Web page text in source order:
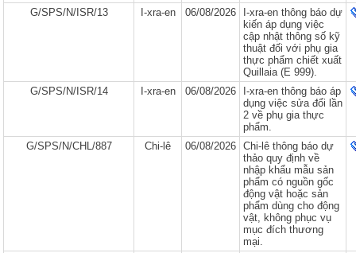
G/SPS/N/ISR/13 I-xra-en 06/08/2026
I-xra-en thông báo dự
kiến áp dụng việc
cập nhật thông số kỹ
thuật đối với phụ gia
thực phẩm chiết xuất
Quillaia (E 999).
G/SPS/N/ISR/14
I-xra-en 06/08/2026
I-xra-en thông báo áp
dụng việc sửa đổi lần
2 về phụ gia thực
phẩm.
G/SPS/N/CHL/887
Chi-lê 06/08/2026
Chi-lê thông báo dự
thảo quy định về
nhập khẩu mẫu sản
phẩm có nguồn gốc
động vật hoặc sản
phẩm dùng cho động
vật, không phục vụ
mục đích thương
mại.